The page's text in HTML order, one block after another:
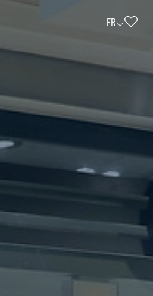
FR
(w/m/d) •